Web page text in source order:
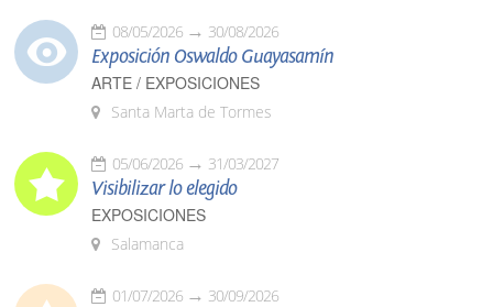
08/05/2026 30/08/2026
Exposición Oswaldo Guayasamín
ARTE / EXPOSICIONES
Santa Marta de Tormes
05/06/2026 31/03/2027
Visibilizar lo elegido
EXPOSICIONES
Salamanca
01/07/2026 30/09/2026